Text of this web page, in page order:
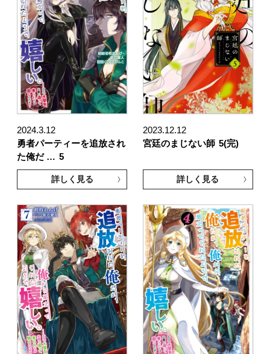
2024.3.12
勇者パーティーを追放され
た俺だ … 5
詳しく見る
2023.12.12
宮廷のまじない師 5(完)
詳しく見る